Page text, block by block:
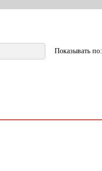
Показывать по: